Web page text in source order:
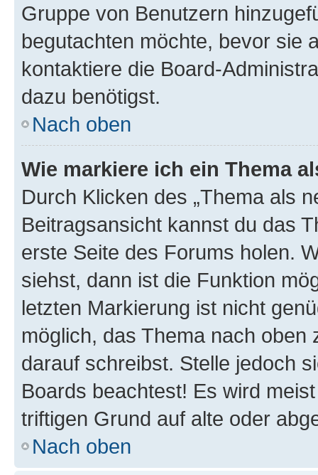
Gruppe von Benutzern
begutachten möchte, bevor sie
kontaktiere die Board-
dazu benötigst.
Nach oben
Wie markiere ich ein Thema
Durch Klicken des „Thema als
Beitragsansicht kannst du das
erste Seite des Forums holen.
siehst, dann ist die Funktion
letzten Markierung ist nicht
möglich, das Thema nach oben
darauf schreibst. Stelle jedoch
Boards beachtest! Es wird
triftigen Grund auf alte oder
Nach oben